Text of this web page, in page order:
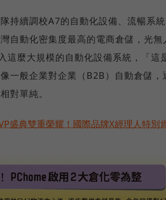
持續調校A7的自動化設備、流暢系
自動化密集度最高的電商倉儲，光
這麼大規模的自動化設備系統，「
一般企業對企業（B2B）自動倉儲
對單純。
盛典雙重榮耀！國際品牌X經理人特